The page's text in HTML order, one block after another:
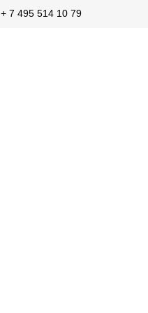
+ 7 495 514 10 79